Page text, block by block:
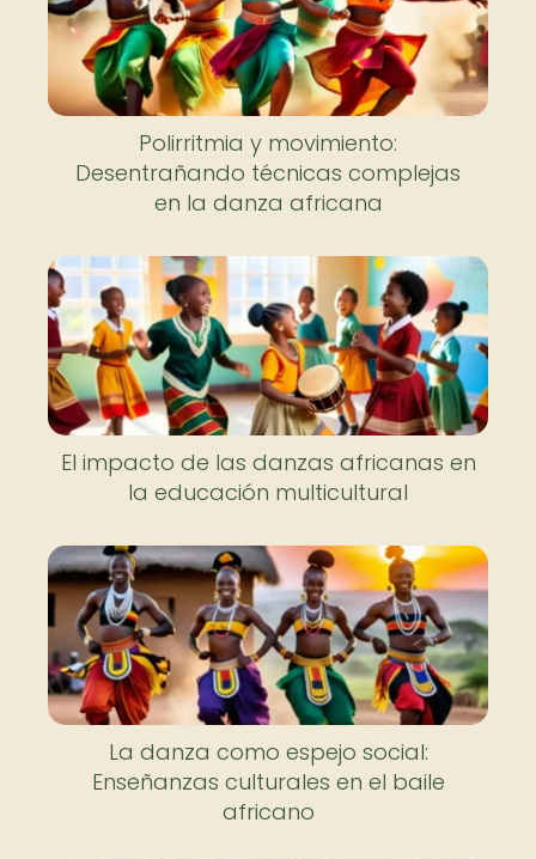
Polirritmia y movimiento:
Desentrañando técnicas complejas
en la danza africana
El impacto de las danzas africanas en
la educación multicultural
La danza como espejo social:
Enseñanzas culturales en el baile
africano